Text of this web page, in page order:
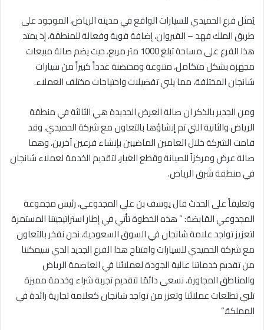
يُمثل فرع الحميدي للسيارات الواقع في مدينة الرياض، الموجود على
طريق الملك فهد – القيروان، إضافة قوية وفعالة للمنطقة، إذ يمتد
هذا الفرع على مساحة تبلغ 1000 متر مربع، حيث يضم صالة مبيعات
مجهزة بشكل متكامل، متنوعة ومحتضنة عدداً كبيراً من سيارات
شانجان المختلفة، مما يلبي تفضيلات واحتياجات مختلف العملاء.
ومن الجدير بالذكر ان صالة العرض الجديدة هي الثالثة في منطقة
الرياض والثانية التي تم إنشاؤها بالتعاون مع شركة الحميدي، وقد
قامت الشركة خلال العامين الماضيين بإنشاء فرعين آخرين، وهما
صالة عرض ومركزاً للصيانة وقطع الغيار، لتقديم الخدمة لعملاء شانجان
في منطقة شرق الرياض.
وتعليقاً على الحدث قال يوسف بن علي المجدوعي، رئيس مجموعة
المجدوعي القابضة: ” هذه الخطوة تأتي في إطار استراتيجيتنا المستمرة
لتعزيز تواجد علامة شانجان في السوق السعودية، نحن نفخر بالتعاون
مع شركة الحميدي للسيارات وافتتاح هذا الفرع الجديد الذي سيمكننا
من تقديم خدماتنا عالية الجودة لعملائنا في العاصمة الرياض
والمناطق المجاورة، نسعى دائمًا لتقديم تجربة شراء وخدمة مميزة
تلبي تطلعات عملائنا وتعزز من تواجد شانجان كعلامة تجارية رائدة في
المملكة.”